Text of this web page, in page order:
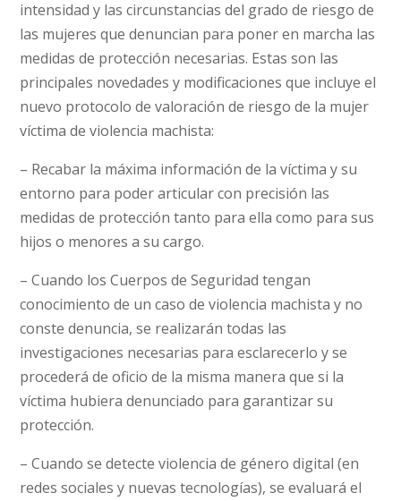
intensidad y las circunstancias del grado de riesgo de
las mujeres que denuncian para poner en marcha las
medidas de protección necesarias. Estas son las
principales novedades y modificaciones que incluye el
nuevo protocolo de valoración de riesgo de la mujer
víctima de violencia machista:
– Recabar la máxima información de la víctima y su
entorno para poder articular con precisión las
medidas de protección tanto para ella como para sus
hijos o menores a su cargo.
– Cuando los Cuerpos de Seguridad tengan
conocimiento de un caso de violencia machista y no
conste denuncia, se realizarán todas las
investigaciones necesarias para esclarecerlo y se
procederá de oficio de la misma manera que si la
víctima hubiera denunciado para garantizar su
protección.
– Cuando se detecte violencia de género digital (en
redes sociales y nuevas tecnologías), se evaluará el